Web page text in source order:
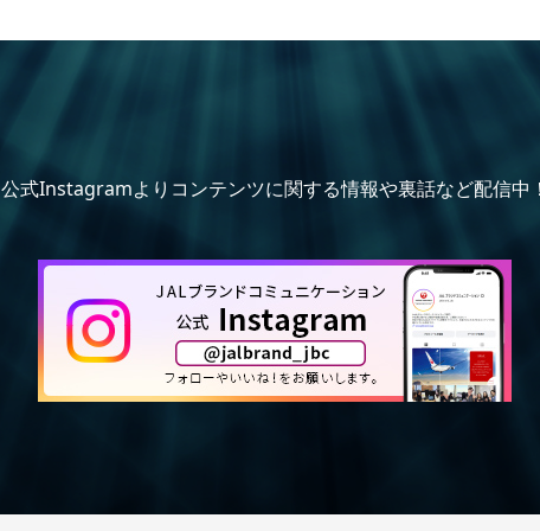
公式Instagramよりコンテンツに関する情報や裏話など配信中